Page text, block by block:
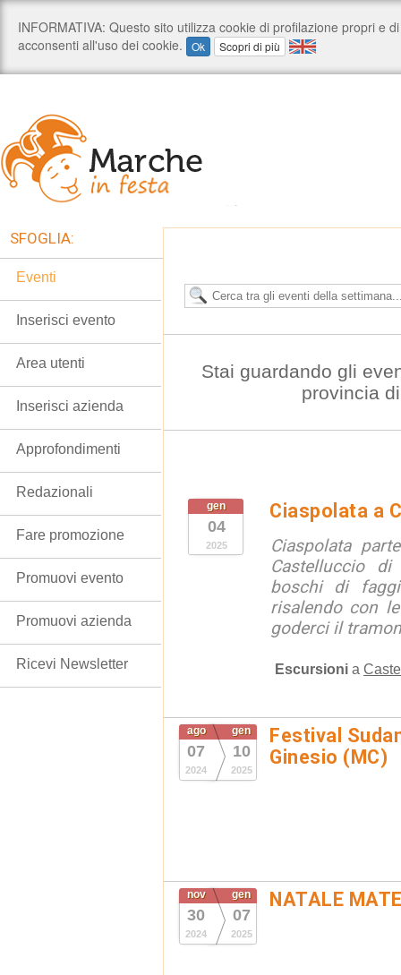
Stai guardando gli
provincia
gen
04
2025
Ciaspolata a
Ciaspolata
Castelluccio
boschi di
risalendo con
goderci il
Escursioni a
ago
07
2024
gen
10
2025
Festival
Ginesio (MC)
nov
30
2024
gen
07
2025
NATALE
SFOGLIA:
Eventi
Inserisci evento
Area utenti
Inserisci azienda
Approfondimenti
Redazionali
Fare promozione
Promuovi evento
Promuovi azienda
Ricevi Newsletter